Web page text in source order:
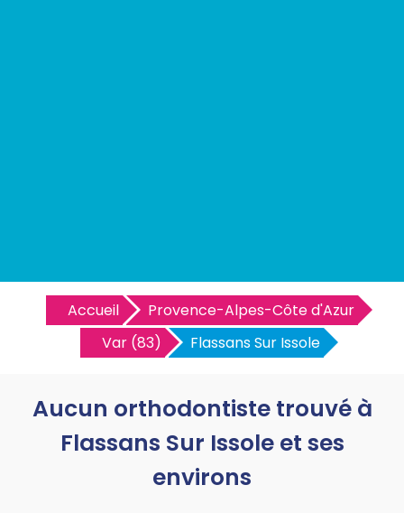
Accueil
Provence-Alpes-Côte d'Azur
Var (83)
Flassans Sur Issole
Aucun orthodontiste trouvé à
Flassans Sur Issole et ses
environs